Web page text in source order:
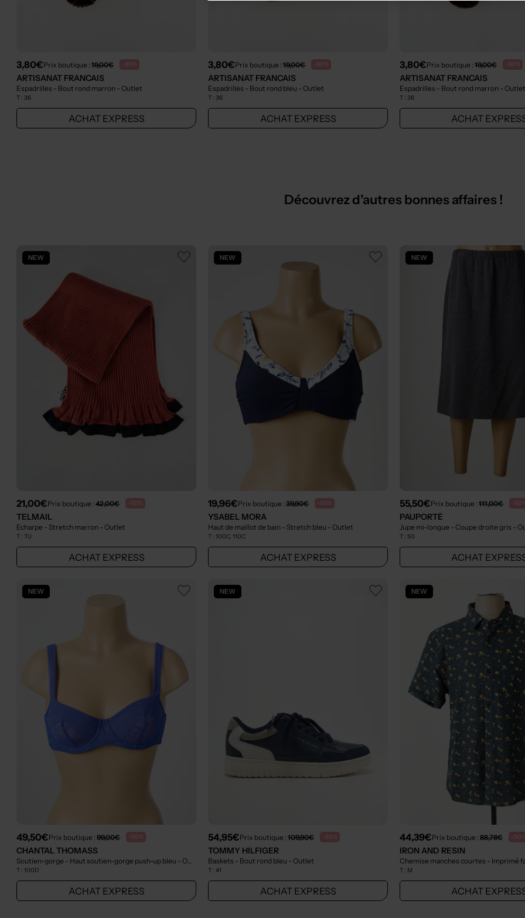
3,80€Prix boutique :19,00€ -80%
ARTISANAT FRANCAIS
Espadrilles - Bout rond marron - Outlet
T :36
ACHAT EXPRESS
3,80€Prix boutique :19,00€ -80%
ARTISANAT FRANCAIS
Espadrilles - Bout rond bleu - Outlet
T :36
ACHAT EXPRESS
3,80€Prix boutique : 19,00€ -80%
ARTISANAT FRANCAIS
Espadrilles - Bout rond marron - Outlet
T : 36
ACHAT
Découvrez d'autres bonnes affaires !
NEW
21,00€Prix boutique :42,00€ -50%
TELMAIL
Echarpe - Stretch marron - Outlet
T : TU
ACHAT EXPRESS
NEW
19,96€Prix boutique :39,90€ -50%
YSABEL MORA
Haut de maillot de bain - Stretch bleu - Outlet
T :100C, 110C
ACHAT EXPRESS
NEW
55,50€Prix boutique : 111,00€ -
PAUPORTÉ
Jupe mi-longue - Coupe droite gris -
T : 50
ACHAT
NEW
49,50€Prix boutique :99,00€ -50%
CHANTAL THOMASS
Soutien-gorge - Haut soutien-gorge push-up bleu - Outlet
T :100D
ACHAT EXPRESS
NEW
54,95€Prix boutique :109,90€ -50%
TOMMY HILFIGER
Baskets - Bout rond bleu - Outlet
T :41
ACHAT EXPRESS
NEW
44,39€Prix boutique : 88,78€ -
IRON AND RESIN
Chemise manches courtes - Imprimé
T : M
ACHAT